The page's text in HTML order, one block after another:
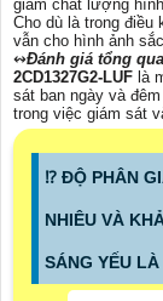
giảm chất lượng
Cho dù là trong điều
vẫn cho hình ảnh
↭Đánh giá tổng
2CD1327G2-LUF là
sát ban ngày và
trong việc giám sát
⁉️ ĐỘ PHÂN
NHIÊU VÀ
SÁNG YẾU